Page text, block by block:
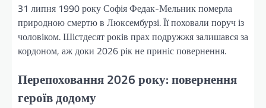
31 липня 1990 року Софія Федак-Мельник померла
природною смертю в Люксембурзі. Її поховали поруч із
чоловіком. Шістдесят років прах подружжя залишався за
кордоном, аж доки 2026 рік не приніс повернення.
Перепоховання 2026 року: повернення
героїв додому